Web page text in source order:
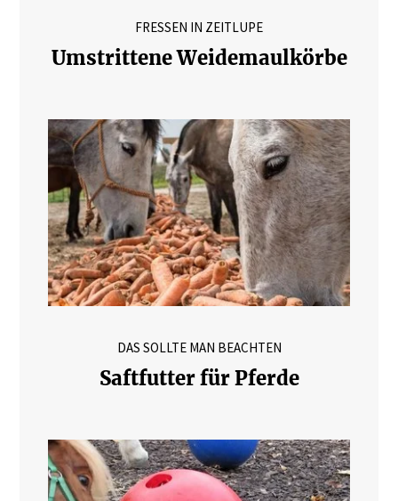
FRESSEN IN ZEITLUPE
Umstrittene Weidemaulkörbe
DAS SOLLTE MAN BEACHTEN
Saftfutter für Pferde